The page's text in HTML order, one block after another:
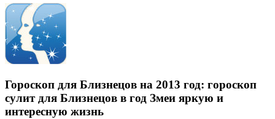
Гороскоп для Близнецов на 2013 год: гороскоп
сулит для Близнецов в год Змеи яркую и
интересную жизнь